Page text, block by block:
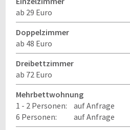
ab 29 Euro
Doppelzimmer
ab 48 Euro
Dreibettzimmer
ab 72 Euro
Mehrbettwohnung
1 - 2 Personen:
auf Anfrage
6 Personen:
auf Anfrage